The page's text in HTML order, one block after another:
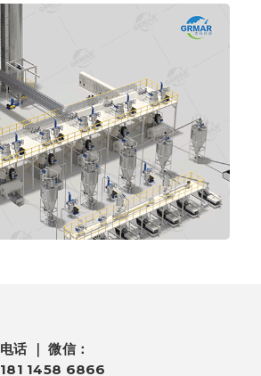
电话 ｜ 微信：
181 1458 6866